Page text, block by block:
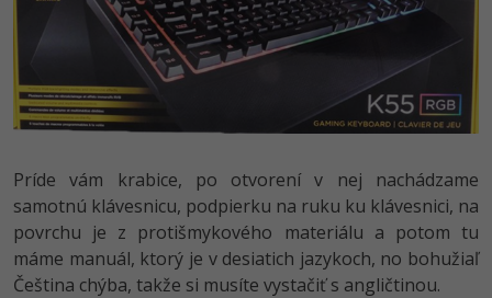
Algoritmy -41%
Umelá inteligencia
Viac
Fórum
Siete
Kybernetická bezpečnost
Windows
Ostatné
Fórum
Príde vám krabice, po otvorení v nej nachádzame
samotnú klávesnicu, podpierku na ruku ku klávesnici, na
povrchu je z protišmykového materiálu a potom tu
máme manuál, ktorý je v desiatich jazykoch, no bohužiaľ
Čeština chýba, takže si musíte vystačiť s angličtinou.